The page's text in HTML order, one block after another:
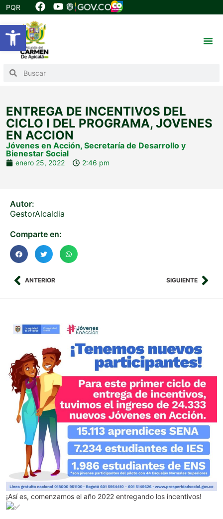
Abrir barra de herramientas
PQR
ENTREGA DE INCENTIVOS DEL
CICLO I DEL PROGRAMA, JOVENES
EN ACCION
Jóvenes en Acción, Secretaría de Desarrollo y
Bienestar Social
enero 25, 2022 2:46 pm
Autor:
GestorAlcaldia
Comparte en:
ANTERIOR SIGUIENTE
¡Así es, comenzamos el año 2022 entregando los incentivos!